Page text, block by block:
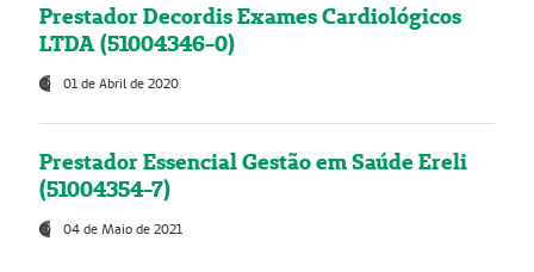
Prestador Decordis Exames Cardiológicos
LTDA (51004346-0)
01 de Abril de 2020
Prestador Essencial Gestão em Saúde Ereli
(51004354-7)
04 de Maio de 2021